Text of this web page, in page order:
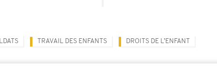
TRAVAIL DES ENFANTS DROITS DE L’ENFANT